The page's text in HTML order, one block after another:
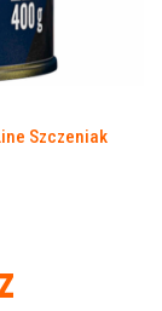
Szczeniak